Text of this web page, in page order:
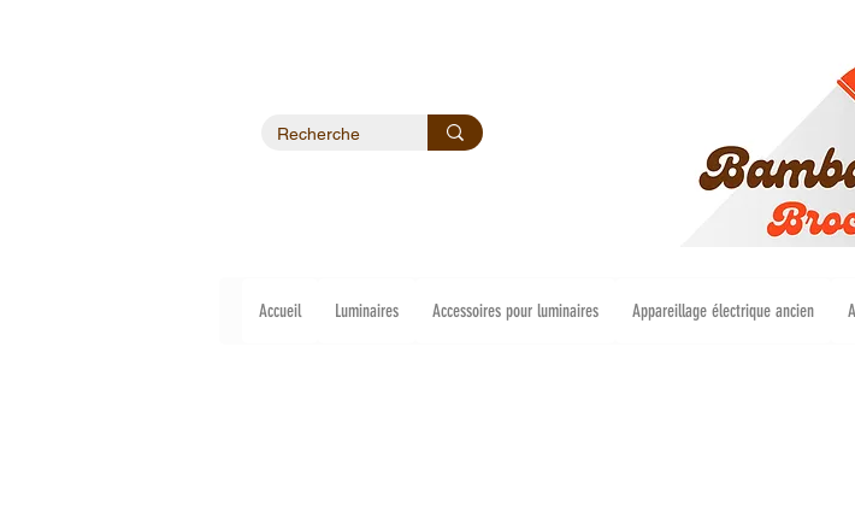
Accueil Luminaires Accessoires pour luminaires Appareillage électrique ancien